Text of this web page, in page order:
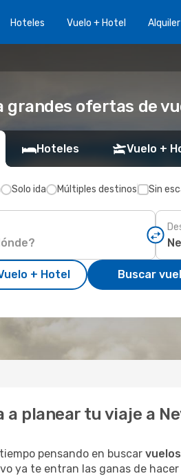
Hoteles Vuelo + Hotel
grandes ofertas de
Hoteles Vuelo +
Solo ida Múltiples destinos Sin
+ Hotel Buscar
a planear tu viaje a
pensando en buscar
ya te entran las ganas de